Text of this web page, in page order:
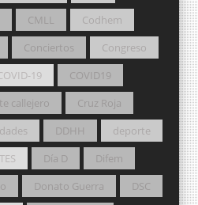
CMLL
Codhem
Conciertos
Congreso
19
COVID19
callejero
Cruz Roja
DDHH
deporte
Día D
Difem
Donato Guerra
DSC